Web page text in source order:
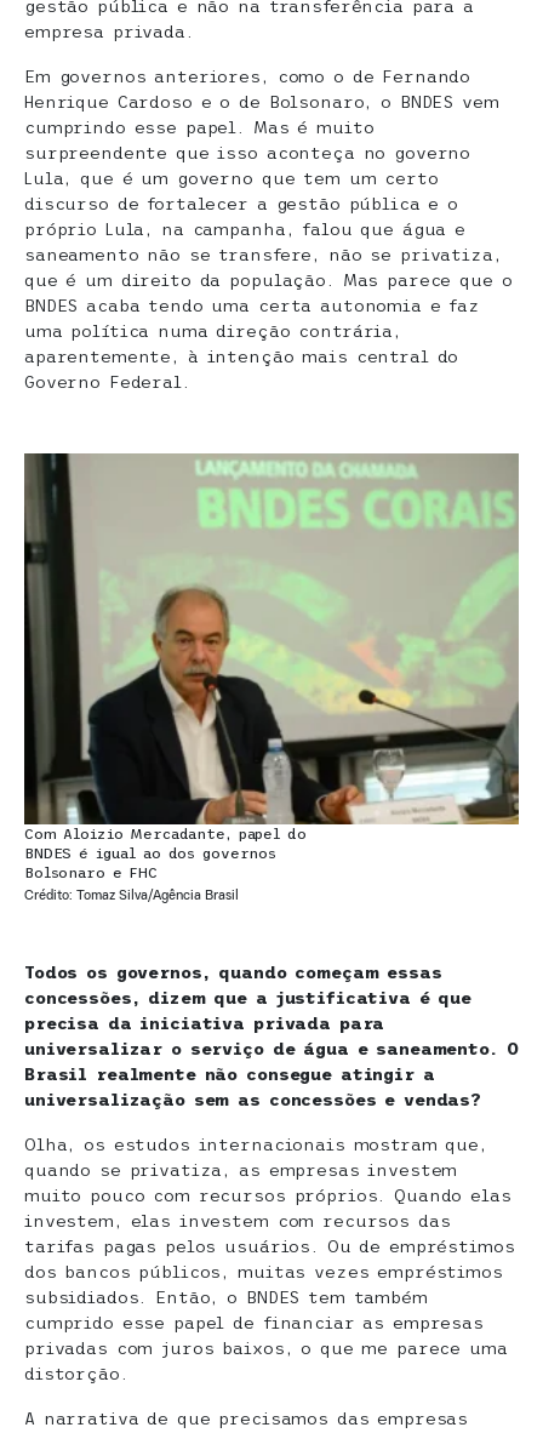
gestão pública e não na transferência para a
empresa privada.
Em governos anteriores, como o de Fernando
Henrique Cardoso e o de Bolsonaro, o BNDES vem
cumprindo esse papel. Mas é muito
surpreendente que isso aconteça no governo
Lula, que é um governo que tem um certo
discurso de fortalecer a gestão pública e o
próprio Lula, na campanha, falou que água e
saneamento não se transfere, não se privatiza,
que é um direito da população. Mas parece que o
BNDES acaba tendo uma certa autonomia e faz
uma política numa direção contrária,
aparentemente, à intenção mais central do
Governo Federal.
Com Aloizio Mercadante, papel do
BNDES é igual ao dos governos
Bolsonaro e FHC
Crédito: Tomaz Silva/Agência Brasil
Todos os governos, quando começam essas
concessões, dizem que a justificativa é que
precisa da iniciativa privada para
universalizar o serviço de água e saneamento. O
Brasil realmente não consegue atingir a
universalização sem as concessões e vendas?
Olha, os estudos internacionais mostram que,
quando se privatiza, as empresas investem
muito pouco com recursos próprios. Quando elas
investem, elas investem com recursos das
tarifas pagas pelos usuários. Ou de empréstimos
dos bancos públicos, muitas vezes empréstimos
subsidiados. Então, o BNDES tem também
cumprido esse papel de financiar as empresas
privadas com juros baixos, o que me parece uma
distorção.
A narrativa de que precisamos das empresas